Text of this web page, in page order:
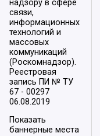
надзору в сфере
связи,
информационных
технологий и
массовых
коммуникаций
(Роскомнадзор).
Реестровая
запись ПИ № ТУ
67 - 00297
06.08.2019
Показать
баннерные места